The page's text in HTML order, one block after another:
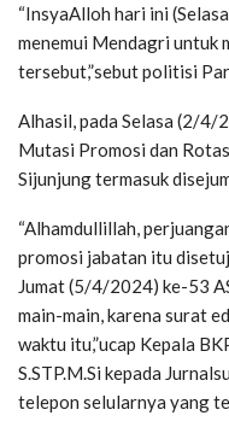
“InsyaAlloh hari ini
menemui Mendagri untuk
tersebut,”sebut politisi
Alhasil, pada Selasa (2/4/
Mutasi Promosi dan
Sijunjung termasuk
“Alhamdullillah,
promosi jabatan itu
Jumat (5/4/2024) ke-53
main-main, karena surat
waktu itu,”ucap Kepala
S.STP.M.Si kepada
telepon selularnya yang